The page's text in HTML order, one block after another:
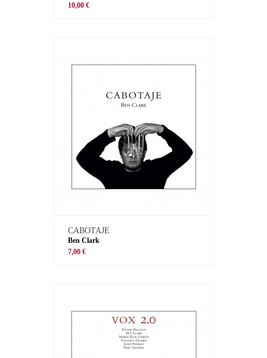
10,00 €
CABOTAJE
Ben Clark
7,00 €